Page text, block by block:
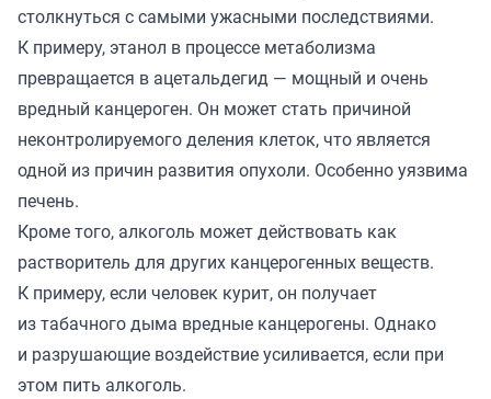
столкнуться с самыми ужасными последствиями.
К примеру, этанол в процессе метаболизма
превращается в ацетальдегид — мощный и очень
вредный канцероген. Он может стать причиной
неконтролируемого деления клеток, что является
одной из причин развития опухоли. Особенно уязвима
печень.
Кроме того, алкоголь может действовать как
растворитель для других канцерогенных веществ.
К примеру, если человек курит, он получает
из табачного дыма вредные канцерогены. Однако
и разрушающие воздействие усиливается, если при
этом пить алкоголь.